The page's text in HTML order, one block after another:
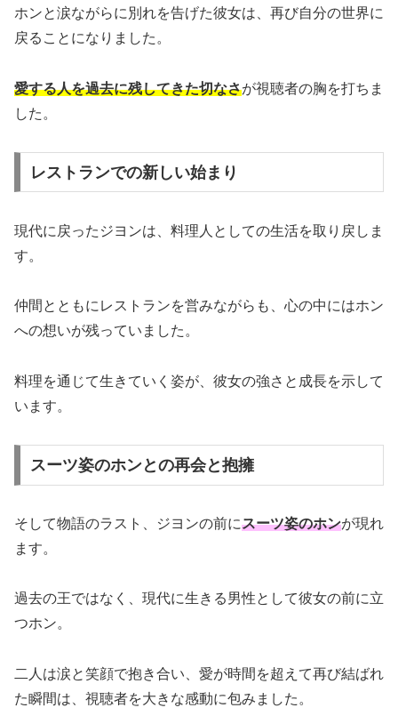
ホンと涙ながらに別れを告げた彼女は、再び自分の世界に
戻ることになりました。
愛する人を過去に残してきた切なさが視聴者の胸を打ちま
した。
レストランでの新しい始まり
現代に戻ったジヨンは、料理人としての生活を取り戻しま
す。
仲間とともにレストランを営みながらも、心の中にはホン
への想いが残っていました。
料理を通じて生きていく姿が、彼女の強さと成長を示して
います。
スーツ姿のホンとの再会と抱擁
そして物語のラスト、ジヨンの前にスーツ姿のホンが現れ
ます。
過去の王ではなく、現代に生きる男性として彼女の前に立
つホン。
二人は涙と笑顔で抱き合い、愛が時間を超えて再び結ばれ
た瞬間は、視聴者を大きな感動に包みました。